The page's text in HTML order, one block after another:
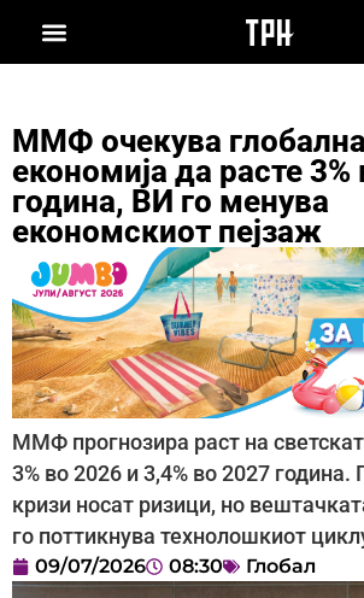
ММФ очекува
економија да расте 3%
година, ВИ го менува
економскиот пејзаж
ММФ прогнозира раст на
3% во 2026 и 3,4% во 2027 година.
кризи носат ризици, но
го поттикнува технолошкиот
09/07/2026 08:30 Глобал